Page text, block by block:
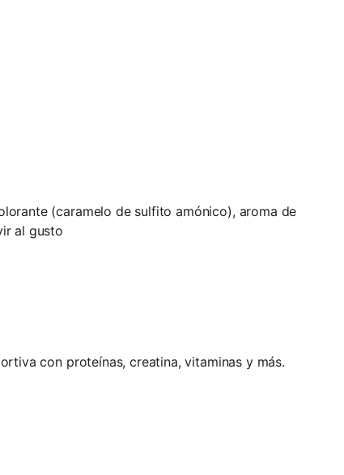
(caramelo de sulfito amónico), aroma de
al gusto
con proteínas, creatina, vitaminas y más.